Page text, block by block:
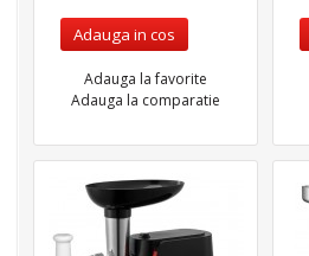
Adauga in cos
Adauga la favorite
Adauga la comparatie